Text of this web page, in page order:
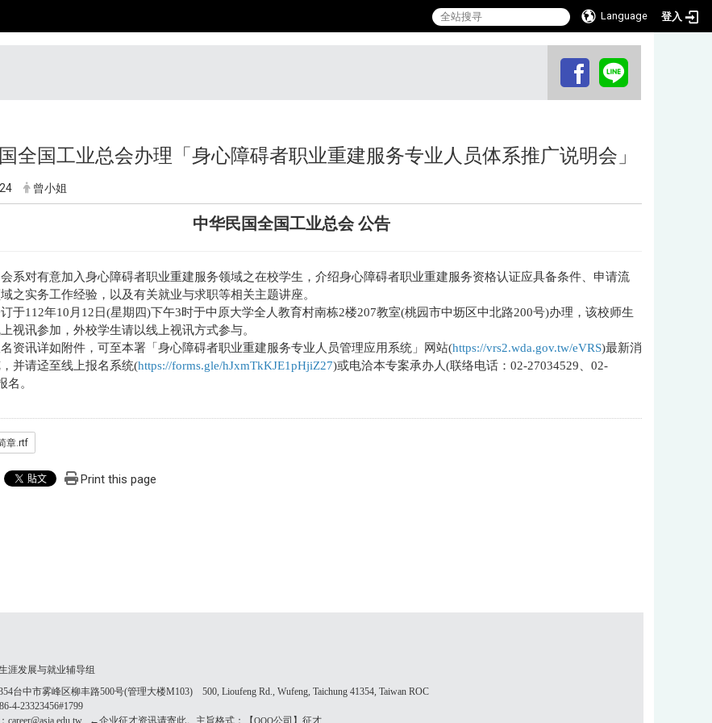
Language 登入
全国工业总会办理「身心障碍者职业重建服务专业人员体系推广说明会」
曾小姐
中华民国全国工业总会 公告
系对有意加入身心障碍者职业重建服务领域之在校学生，介绍身心障碍者职业重建服务资格认证应具备条件、申请流
之实务工作经验，以及有关就业与求职等相关主题讲座。
于112年10月12日(星期四)下午3时于中原大学全人教育村南栋2楼207教室(桃园市中坜区中北路200号)办理，该校师生
视讯参加，外校学生请以线上视讯方式参与。
资讯详如附件，可至本署「身心障碍者职业重建服务专业人员管理应用系统」网站(https://vrs2.wda.gov.tw/eVRS)最新消
并请迳至线上报名系统(https://forms.gle/hJxmTkKJE1pHjiZ27)或电洽本专案承办人(联络电话：02-27034529、02-
名。
章.rtf
Print this page
涯发展与就业辅导组
台中市雾峰区柳丰路500号(管理大楼M103) 500, Lioufeng Rd., Wufeng, Taichung 41354, Taiwan ROC
4-23323456#1799
career@asia.edu.tw ←企业征才资讯请寄此。主旨格式：【OOO公司】征才